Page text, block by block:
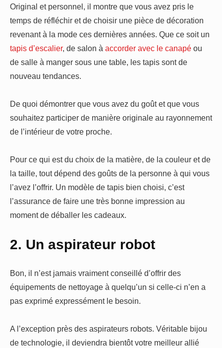
Original et personnel, il montre que vous avez pris le
temps de réfléchir et de choisir une pièce de décoration
revenant à la mode ces dernières années. Que ce soit un
tapis d’escalier, de salon à accorder avec le canapé ou
de salle à manger sous une table, les tapis sont de
nouveau tendances.
De quoi démontrer que vous avez du goût et que vous
souhaitez participer de manière originale au rayonnement
de l’intérieur de votre proche.
Pour ce qui est du choix de la matière, de la couleur et de
la taille, tout dépend des goûts de la personne à qui vous
l’avez l’offrir. Un modèle de tapis bien choisi, c’est
l’assurance de faire une très bonne impression au
moment de déballer les cadeaux.
2. Un aspirateur robot
Bon, il n’est jamais vraiment conseillé d’offrir des
équipements de nettoyage à quelqu’un si celle-ci n’en a
pas exprimé expressément le besoin.
A l’exception près des aspirateurs robots. Véritable bijou
de technologie, il deviendra bientôt votre meilleur allié